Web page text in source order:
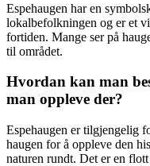
Espehaugen har en
lokalbefolkningen og er et
fortiden. Mange ser på
til området.
Hvordan kan man
man oppleve der?
Espehaugen er tilgjengelig
haugen for å oppleve den
naturen rundt. Det er en